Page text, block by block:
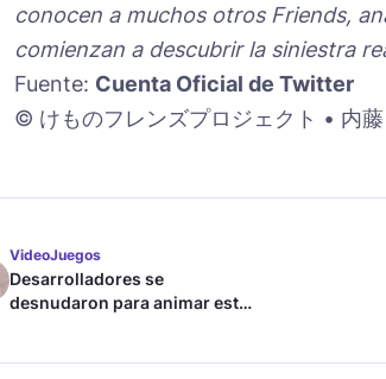
conocen a muchos otros Friends,
comienzan a descubrir la siniestra
Fuente: Cuenta Oficial de Twitter
© けものフレンズプロジェクト • 内
VideoJuegos
Desarrolladores se
desnudaron para animar este